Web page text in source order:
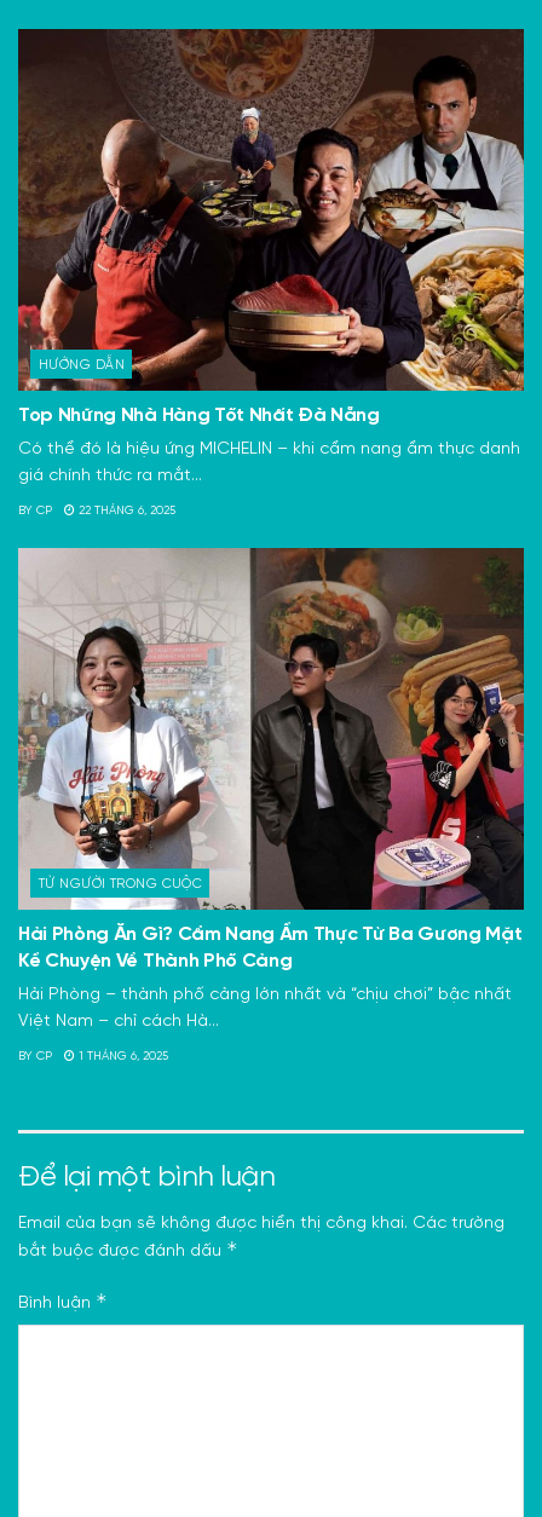
HƯỚNG DẪN
Top Những Nhà Hàng Tốt Nhất Đà Nẵng
Có thể đó là hiệu ứng MICHELIN – khi cẩm nang ẩm thực danh
giá chính thức ra mắt...
BY CP 22 THÁNG 6, 2025
TỪ NGƯỜI TRONG CUỘC
Hải Phòng Ăn Gì? Cẩm Nang Ẩm Thực Từ Ba Gương Mặt
Kể Chuyện Về Thành Phố Cảng
Hải Phòng – thành phố cảng lớn nhất và “chịu chơi” bậc nhất
Việt Nam – chỉ cách Hà...
BY CP 1 THÁNG 6, 2025
Để lại một bình luận
Email của bạn sẽ không được hiển thị công khai. Các trường
bắt buộc được đánh dấu *
Bình luận *